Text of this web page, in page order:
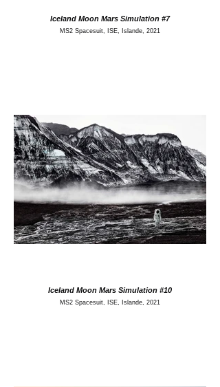
Iceland Moon Mars Simulation #7
MS2 Spacesuit, ISE, Islande, 2021
Iceland Moon Mars Simulation #10
MS2 Spacesuit, ISE, Islande, 2021